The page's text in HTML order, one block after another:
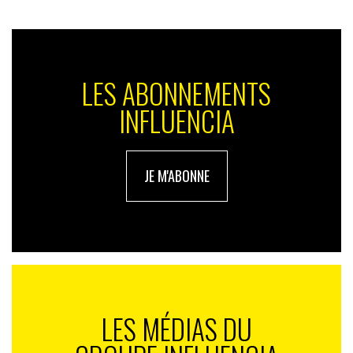
sujets de reportages TV nous le montrent. Est-ce qu’ils
doutent réellement de pouvoir un jour reprendre le
contrôle sur leurs données privées ? Nous ne pouvons
pas le dire, et ce serait un sujet très intéressant
d’étude. Toutefois, nous pouvons constater qu’ils se
des forums et des billets sur des blogs abordent le
sujet.
possibilités. La première preuve : encore une fois ;
Google respecte le droit à l’oubli ! C’est bel et bien un
LES ABONNEMENTS
INFLUENCIA
JE M'ABONNE
LES MÉDIAS DU